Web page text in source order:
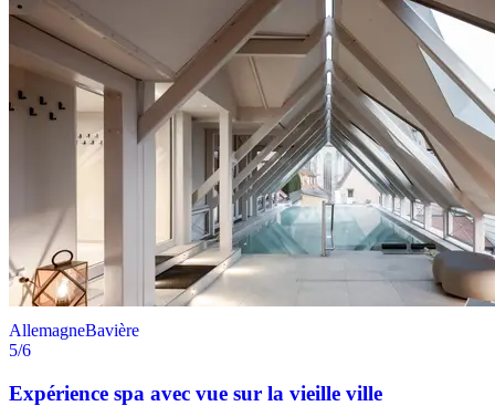
AllemagneBavière
5/6
Expérience spa avec vue sur la vieille ville